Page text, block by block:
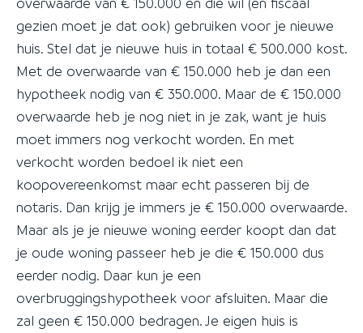
gezien moet je dat ook) gebruiken voor je nieuwe
huis. Stel dat je nieuwe huis in totaal € 500.000 kost.
Met de overwaarde van € 150.000 heb je dan een
hypotheek nodig van € 350.000. Maar de € 150.000
overwaarde heb je nog niet in je zak, want je huis
moet immers nog verkocht worden. En met
verkocht worden bedoel ik niet een
koopovereenkomst maar echt passeren bij de
notaris. Dan krijg je immers je € 150.000 overwaarde.
Maar als je je nieuwe woning eerder koopt dan dat
je oude woning passeer heb je die € 150.000 dus
eerder nodig. Daar kun je een
overbruggingshypotheek voor afsluiten. Maar die
zal geen € 150.000 bedragen. Je eigen huis is